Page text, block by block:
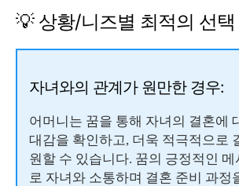
💡 상황/니즈별 최적의 선택
자녀와의 관계가 원만한 경우:
어머니는 꿈을 통해 자녀의 결혼에
대감을 확인하고, 더욱 적극적으로
원할 수 있습니다. 꿈의 긍정적인
로 자녀와 소통하며 결혼 준비 과정